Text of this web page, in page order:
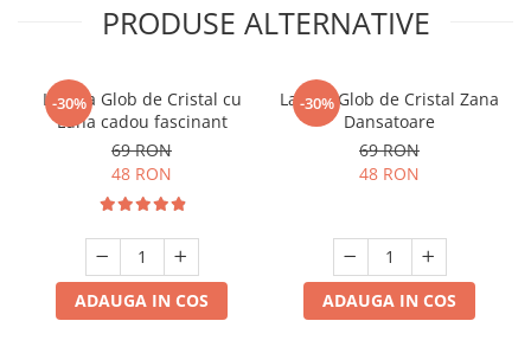
PRODUSE ALTERNATIVE
-30%
Lampa Glob de Cristal cu
Luna cadou fascinant
69 RON
48 RON
ADAUGA IN COS
-30%
Lampa Glob de Cristal Zana
Dansatoare
69 RON
48 RON
ADAUGA IN COS